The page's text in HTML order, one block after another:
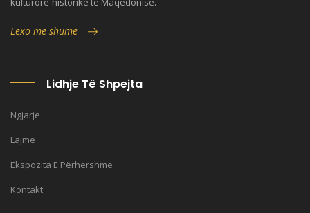
Lexo më shumë
Lidhje Të Shpejta
Ngjarje
Lajme
Ekspozita E Përhershme
Kontakt